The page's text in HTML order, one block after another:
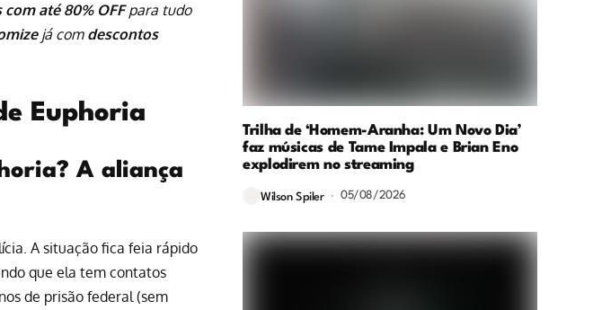
até 80% OFFpara tudo
já com descontos
Euphoria
A aliança
A situação fica feia rápido
que ela tem contatos
de prisão federal (sem
Trilha de ‘Homem-Aranha: Um Novo Dia’
faz músicas de Tame Impala e Brian Eno
explodirem no streaming
Wilson Spiler 05/08/2026